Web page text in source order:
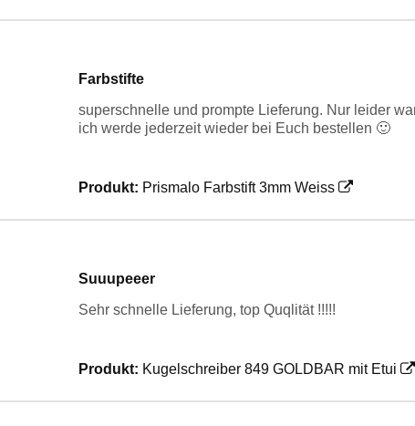
Farbstifte
superschnelle und prompte Lieferung. Nur leider
ich werde jederzeit wieder bei Euch bestellen 🙂
Produkt: Prismalo Farbstift 3mm Weiss
Suuupeeer
Sehr schnelle Lieferung, top Quqlität !!!!!
Produkt: Kugelschreiber 849 GOLDBAR mit Etui